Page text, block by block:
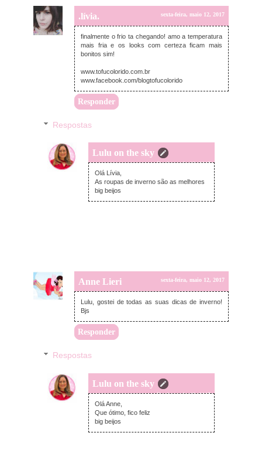
.lívia. sexta-feira, maio 12, 2017
finalmente o frio ta chegando! amo a temperatura
mais fria e os looks com certeza ficam mais
bonitos sim!
www.tofucolorido.com.br
www.facebook.com/blogtofucolorido
Responder
Respostas
Lulu on the sky
sábado, maio 13, 2017
Olá Lívia,
As roupas de inverno são as melhores
big beijos
Anne Lieri sexta-feira, maio 12, 2017
Lulu, gostei de todas as suas dicas de inverno!
Bjs
Responder
Respostas
Lulu on the sky
sábado, maio 13, 2017
Olá Anne,
Que ótimo, fico feliz
big beijos